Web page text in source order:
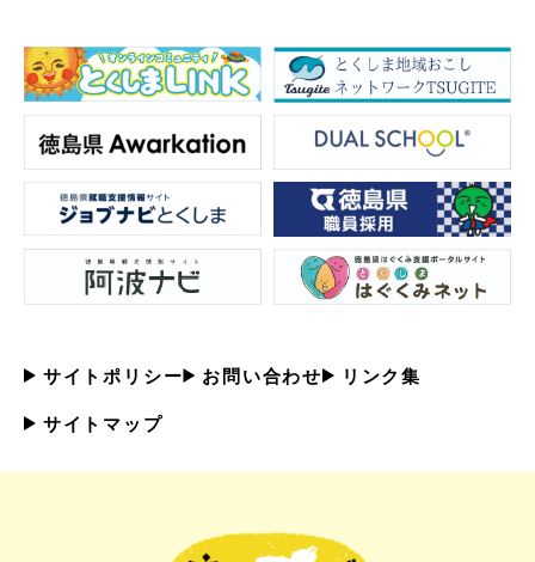
サイトポリシー お問い合わせ リンク集
サイトマップ